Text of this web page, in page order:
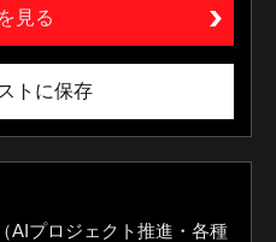
見る
トに保存
AIプロジェクト推進・各種